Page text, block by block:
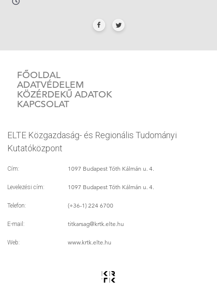
FŐOLDAL
ADATVÉDELEM
KÖZÉRDEKŰ ADATOK
KAPCSOLAT
ELTE Közgazdaság- és Regionális Tudományi
Kutatóközpont
Cím: 1097 Budapest Tóth Kálmán u. 4.
Levelezési cím: 1097 Budapest Tóth Kálmán u. 4.
Telefon: (+36-1) 224 6700
E-mail: titkarsag@krtk.elte.hu
Web: www.krtk.elte.hu